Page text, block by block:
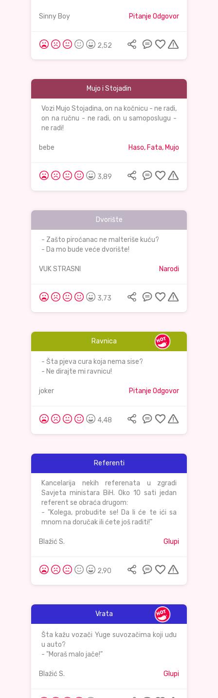
Sinny Boy Pitanje Odgovor
2,52
Mujo i Stojadin
Vozi Mujo Stojadina, on na kočnicu - ne radi,
on na ručnu - ne radi, on u samoposlugu -
ne radi!
bebe Haso, Fata, Mujo
3,89
Dvorište
- Zašto piroćanac ne malteriše kuću?
- Da mo bude veće dvorište!
VUK STRASNI Narodi
3,73
Ravnica
- Šta pjeva cura koja nema sise?
- Ne dirajte mi ravnicu!
joker Pitanje Odgovor
4,48
Referenti
Kancelarija nekih referenata u zgradi
Savjeta ministara BiH. Oko 10 sati jedan
referent se obraća drugom:
- "Kolega, probudite se! Da li će te ići sa
mnom na doručak ili ćete još raditi!"
Blažić S. Glupi
2,90
Vrata
Šta kažu vozači Yuge suvozačima koji uđu
u auto?
- "Moraš malo jače!"
Blažić S. Glupi